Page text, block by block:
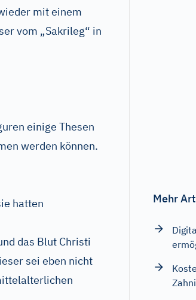
mit einem
vom „Sakrileg“ in
einige Thesen
werden können.
hatten
das Blut Christi
sei eben nicht
Mehr